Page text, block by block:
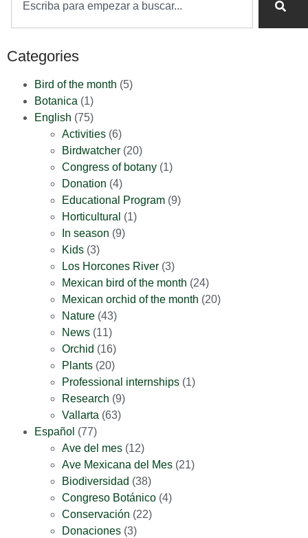
Categories
Bird of the month (5)
Botanica (1)
English (75)
Activities (6)
Birdwatcher (20)
Congress of botany (1)
Donation (4)
Educational Program (9)
Horticultural (1)
In season (9)
Kids (3)
Los Horcones River (3)
Mexican bird of the month (24)
Mexican orchid of the month (20)
Nature (43)
News (11)
Orchid (16)
Plants (20)
Professional internships (1)
Research (9)
Vallarta (63)
Español (77)
Ave del mes (12)
Ave Mexicana del Mes (21)
Biodiversidad (38)
Congreso Botánico (4)
Conservación (22)
Donaciones (3)